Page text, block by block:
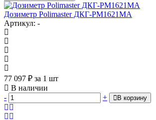
Дозиметр Polimaster ДКГ-PM1621MA
Артикул: -
77 097 ₽ за 1 шт
В наличии
-
+ В корзину